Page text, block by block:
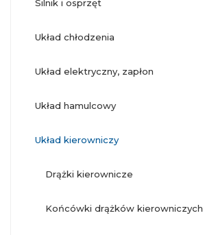
silnik i osprzęt
układ chłodzenia
układ elektryczny, zapłon
układ hamulcowy
układ kierowniczy
drążki kierownicze
końcówki drążków kierowniczych